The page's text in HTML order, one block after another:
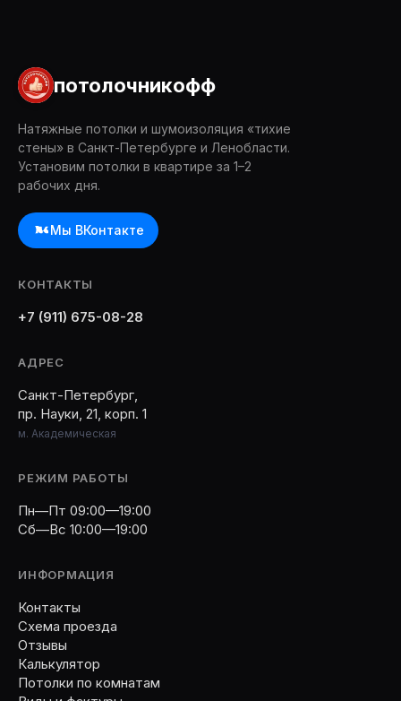
потолочникофф
Натяжные потолки и шумоизоляция «тихие
стены» в Санкт-Петербурге и Ленобласти.
Установим потолки в квартире за 1–2
рабочих дня.
Мы ВКонтакте
КОНТАКТЫ
+7 (911) 675-08-28
АДРЕС
Санкт-Петербург,
пр. Науки, 21, корп. 1
м. Академическая
РЕЖИМ РАБОТЫ
Пн—Пт 09:00—19:00
Сб—Вс 10:00—19:00
ИНФОРМАЦИЯ
Контакты
Схема проезда
Отзывы
Калькулятор
Потолки по комнатам